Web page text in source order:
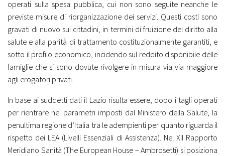
operati sulla spesa pubblica, cui non sono seguite neanche le
previste misure di riorganizzazione dei servizi. Questi costi sono
gravati di nuovo sui cittadini, in termini di fruizione del diritto alla
salute e alla parità di trattamento costituzionalmente garantiti, e
sotto il profilo economico, incidendo sul reddito disponibile delle
famiglie che si sono dovute rivolgere in misura via via maggiore
agli erogatori privati.
In base ai suddetti dati il Lazio risulta essere, dopo i tagli operati
per rientrare nei parametri imposti dal Ministero della Salute, la
penultima regione d’Italia tra le adempienti per quanto riguarda il
rispetto dei LEA (Livelli Essenziali di Assistenza). Nel XII Rapporto
Meridiano Sanità (The European House – Ambrosetti) si posiziona